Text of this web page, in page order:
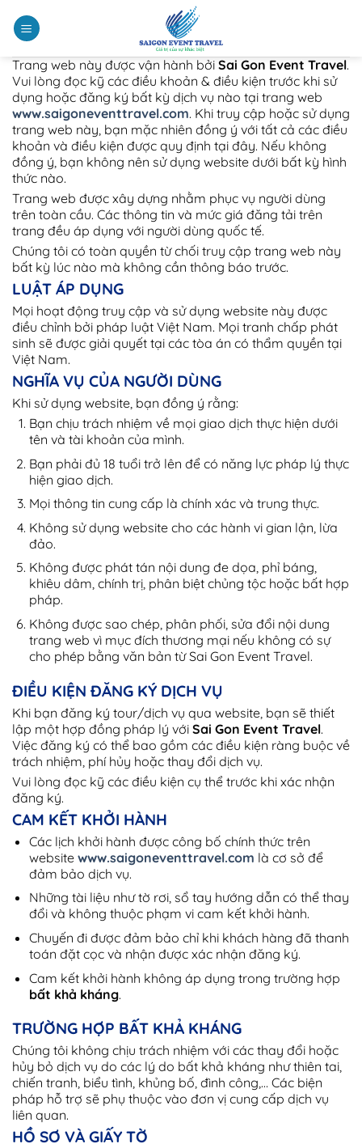
đến
nội
dung
Trang web này được vận hành bởi Sai Gon Event Travel.
Vui lòng đọc kỹ các điều khoản & điều kiện trước khi sử
dụng hoặc đăng ký bất kỳ dịch vụ nào tại trang web
www.saigoneventtravel.com. Khi truy cập hoặc sử dụng
trang web này, bạn mặc nhiên đồng ý với tất cả các điều
khoản và điều kiện được quy định tại đây. Nếu không
đồng ý, bạn không nên sử dụng website dưới bất kỳ hình
thức nào.
Trang web được xây dựng nhằm phục vụ người dùng
trên toàn cầu. Các thông tin và mức giá đăng tải trên
trang đều áp dụng với người dùng quốc tế.
Chúng tôi có toàn quyền từ chối truy cập trang web này
bất kỳ lúc nào mà không cần thông báo trước.
LUẬT ÁP DỤNG
Mọi hoạt động truy cập và sử dụng website này được
điều chỉnh bởi pháp luật Việt Nam. Mọi tranh chấp phát
sinh sẽ được giải quyết tại các tòa án có thẩm quyền tại
Việt Nam.
NGHĨA VỤ CỦA NGƯỜI DÙNG
Khi sử dụng website, bạn đồng ý rằng:
Bạn chịu trách nhiệm về mọi giao dịch thực hiện dưới
tên và tài khoản của mình.
Bạn phải đủ 18 tuổi trở lên để có năng lực pháp lý thực
hiện giao dịch.
Mọi thông tin cung cấp là chính xác và trung thực.
Không sử dụng website cho các hành vi gian lận, lừa
đảo.
Không được phát tán nội dung đe dọa, phỉ báng,
khiêu dâm, chính trị, phân biệt chủng tộc hoặc bất hợp
pháp.
Không được sao chép, phân phối, sửa đổi nội dung
trang web vì mục đích thương mại nếu không có sự
cho phép bằng văn bản từ Sai Gon Event Travel.
ĐIỀU KIỆN ĐĂNG KÝ DỊCH VỤ
Khi bạn đăng ký tour/dịch vụ qua website, bạn sẽ thiết
lập một hợp đồng pháp lý với Sai Gon Event Travel.
Việc đăng ký có thể bao gồm các điều kiện ràng buộc về
trách nhiệm, phí hủy hoặc thay đổi dịch vụ.
Vui lòng đọc kỹ các điều kiện cụ thể trước khi xác nhận
đăng ký.
CAM KẾT KHỞI HÀNH
Các lịch khởi hành được công bố chính thức trên
website www.saigoneventtravel.com là cơ sở để
đảm bảo dịch vụ.
Những tài liệu như tờ rơi, sổ tay hướng dẫn có thể thay
đổi và không thuộc phạm vi cam kết khởi hành.
Chuyến đi được đảm bảo chỉ khi khách hàng đã thanh
toán đặt cọc và nhận được xác nhận đăng ký.
Cam kết khởi hành không áp dụng trong trường hợp
bất khả kháng.
TRƯỜNG HỢP BẤT KHẢ KHÁNG
Chúng tôi không chịu trách nhiệm với các thay đổi hoặc
hủy bỏ dịch vụ do các lý do bất khả kháng như thiên tai,
chiến tranh, biểu tình, khủng bố, đình công,… Các biện
pháp hỗ trợ sẽ phụ thuộc vào đơn vị cung cấp dịch vụ
liên quan.
HỒ SƠ VÀ GIẤY TỜ